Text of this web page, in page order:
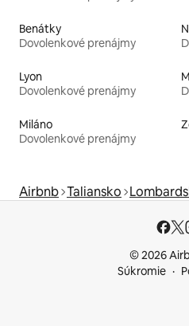
Benátky
Dovolenkové prenájmy
Lyon
Dovolenkové prenájmy
Miláno
Dovolenkové prenájmy
Airbnb Taliansko
© 2026
Súkromie